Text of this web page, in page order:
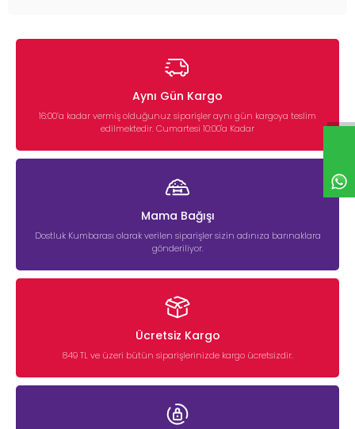
Aynı Gün Kargo
16:00’a kadar vermiş olduğunuz siparişler aynı gün kargoya teslim
edilmektedir. Cumartesi 10:00'a Kadar
Mama Bağışı
Dostluk Kumbarası olarak verilen siparişler sizin adınıza barınaklara
gönderiliyor.
Ücretsiz Kargo
849 TL ve üzeri bütün siparişlerinizde kargo ücretsizdir.